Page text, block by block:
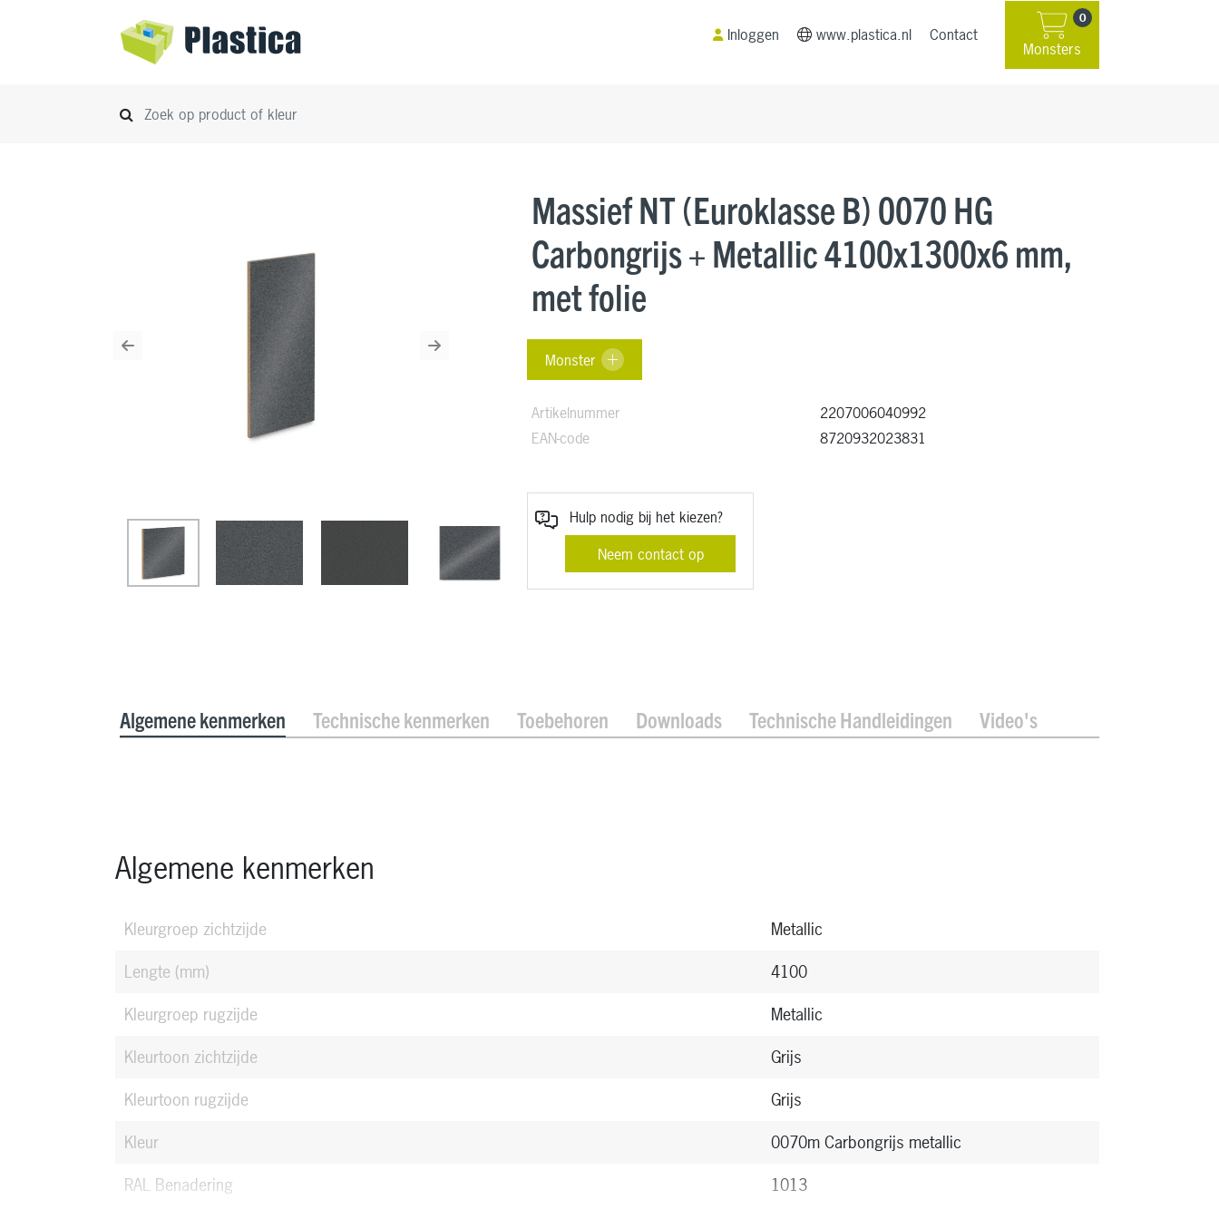
Inloggen www.plastica.nl Contact
0
Monsters
Previous Next
Massief NT (Euroklasse B) 0070 HG
Carbongrijs + Metallic 4100x1300x6 mm,
met folie
Monster
Artikelnummer
2207006040992
EAN-code
8720932023831
Hulp nodig bij het kiezen?
Neem contact op
Algemene kenmerken Technische kenmerken Toebehoren Downloads Technische Handleidingen Video's
Algemene kenmerken
Kleurgroep zichtzijde
Metallic
Lengte (mm)
4100
Kleurgroep rugzijde
Metallic
Kleurtoon zichtzijde
Grijs
Kleurtoon rugzijde
Grijs
Kleur
0070m Carbongrijs metallic
RAL Benadering
1013